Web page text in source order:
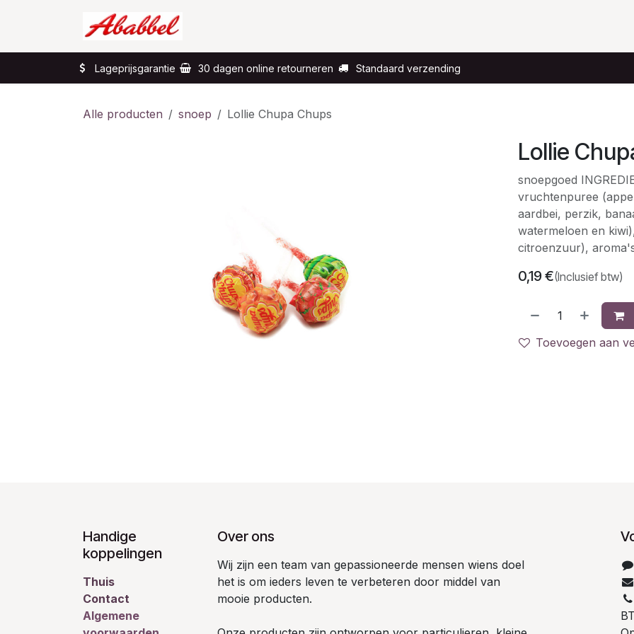
Lageprijsgarantie 30 dagen online retourneren Standaard verzending
Alle producten snoep Lollie Chupa Chups
Lollie
snoepgoed
vruchtenpuree
aardbei, perzik,
watermeloen en
citroenzuur),
0,19€(Inclusief btw)
Toevoegen aan
Handige
koppelingen
Thuis
Contact
Algemene
Over ons
Wij zijn een team van gepassioneerde mensen wiens doel
het is om ieders leven te verbeteren door middel van
mooie producten.